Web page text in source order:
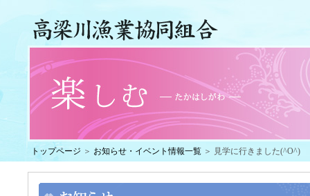
トップページ ＞ お知らせ・イベント情報一覧 ＞ 見学に行きました